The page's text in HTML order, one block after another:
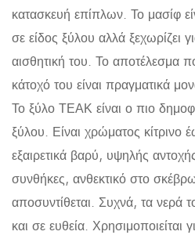
κατασκευή επίπλων. Το μασίφ
σε είδος ξύλου αλλά ξεχωρίζει
αισθητική του. Το αποτέλεσμα
κάτοχό του είναι πραγματικά
Το ξύλο ΤΕΑΚ είναι ο πιο
ξύλου. Είναι χρώματος κίτρινο
εξαιρετικά βαρύ, υψηλής
συνθήκες, ανθεκτικό στο
αποσυντίθεται. Συχνά, τα νερά
και σε ευθεία.